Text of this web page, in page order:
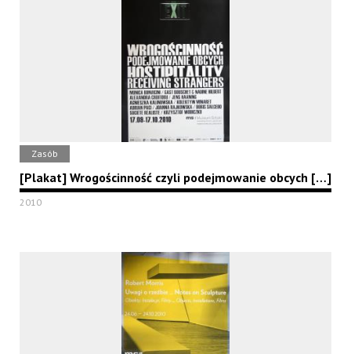
Zasób
[Plakat] Wrogościnność czyli podejmowanie obcych […]
2010